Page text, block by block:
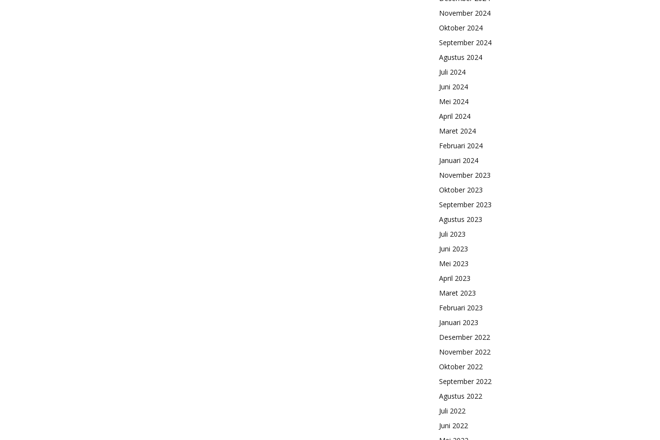
November 2024
Oktober 2024
September 2024
Agustus 2024
Juli 2024
Juni 2024
Mei 2024
April 2024
Maret 2024
Februari 2024
Januari 2024
November 2023
Oktober 2023
September 2023
Agustus 2023
Juli 2023
Juni 2023
Mei 2023
April 2023
Maret 2023
Februari 2023
Januari 2023
Desember 2022
November 2022
Oktober 2022
September 2022
Agustus 2022
Juli 2022
Juni 2022